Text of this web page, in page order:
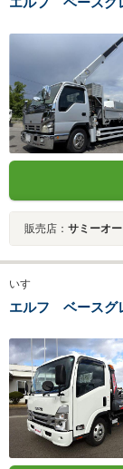
販売店： サミーオ
いすゞ
エルフ ベースグ